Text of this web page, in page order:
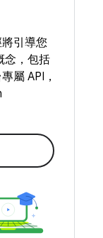
引導您
念，包括
屬 API，